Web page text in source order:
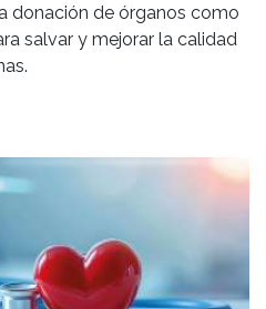
donación de órganos como
salvar y mejorar la calidad